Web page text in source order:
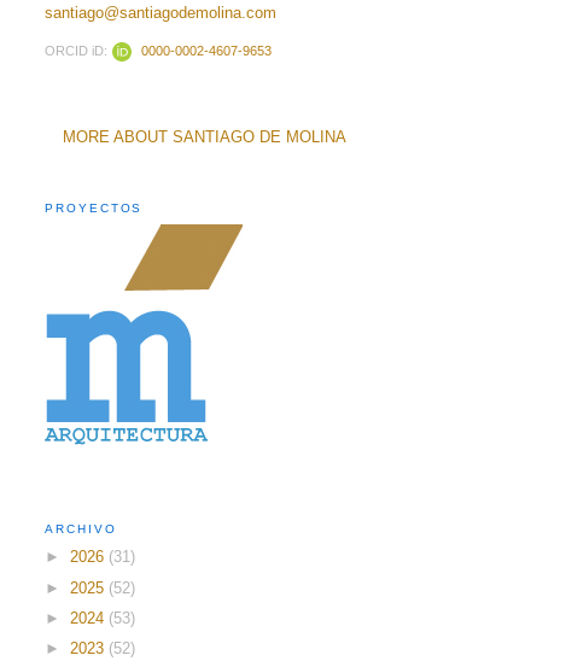
santiago@santiagodemolina.com
ORCID iD: 0000-0002-4607-9653
MORE ABOUT SANTIAGO DE MOLINA
PROYECTOS
ARCHIVO
►2026 (31)
► 2025 (52)
► 2024 (53)
►2023 (52)